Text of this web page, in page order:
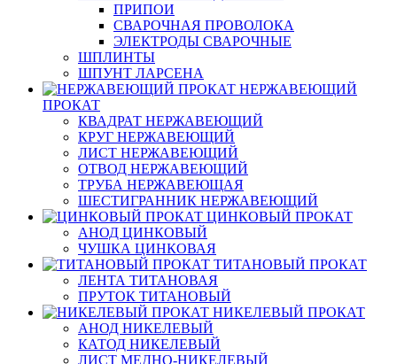
ПРИПОИ
СВАРОЧНАЯ ПРОВОЛОКА
ЭЛЕКТРОДЫ СВАРОЧНЫЕ
ШПЛИНТЫ
ШПУНТ ЛАРСЕНА
НЕРЖАВЕЮЩИЙ
ПРОКАТ
КВАДРАТ НЕРЖАВЕЮЩИЙ
КРУГ НЕРЖАВЕЮЩИЙ
ЛИСТ НЕРЖАВЕЮЩИЙ
ОТВОД НЕРЖАВЕЮЩИЙ
ТРУБА НЕРЖАВЕЮЩАЯ
ШЕСТИГРАННИК НЕРЖАВЕЮЩИЙ
ЦИНКОВЫЙ ПРОКАТ
АНОД ЦИНКОВЫЙ
ЧУШКА ЦИНКОВАЯ
ТИТАНОВЫЙ ПРОКАТ
ЛЕНТА ТИТАНОВАЯ
ПРУТОК ТИТАНОВЫЙ
НИКЕЛЕВЫЙ ПРОКАТ
АНОД НИКЕЛЕВЫЙ
КАТОД НИКЕЛЕВЫЙ
ЛИСТ МЕДНО-НИКЕЛЕВЫЙ